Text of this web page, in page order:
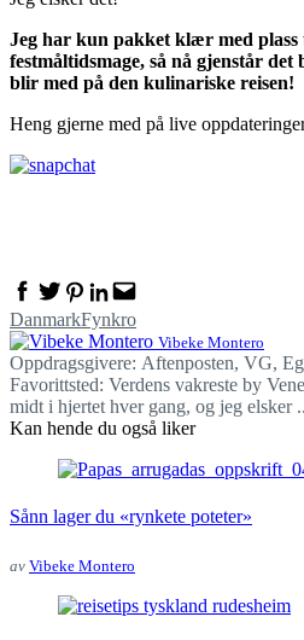
Jeg har kun pakket klær med plass
festmåltidsmage, så nå gjenstår det
blir med på den kulinariske reisen!
Heng gjerne med på live
Facebook
TwitterPinterest
Linkedin
Email
DanmarkFynkro
Vibeke Montero
Oppdragsgivere: Aftenposten, VG,
Favorittsted: Verdens vakreste by
midt i hjertet hver gang, og jeg elsker
Kan hende du også liker
Sånn lager du «rynkete poteter»
av Vibeke Montero